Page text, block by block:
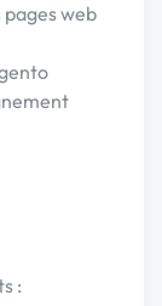
pages web
: